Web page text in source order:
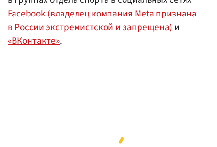
Facebook (владелец компания Meta признана
в России экстремистской и запрещена)и
«ВКонтакте».